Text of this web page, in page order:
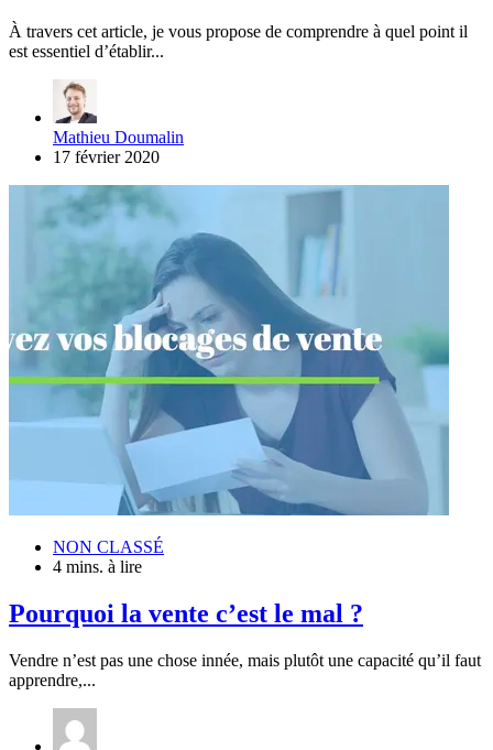
À travers cet article, je vous propose de comprendre à quel point il
est essentiel d’établir...
Mathieu Doumalin
17 février 2020
NON CLASSÉ
4 mins. à lire
Pourquoi la vente c’est le mal ?
Vendre n’est pas une chose innée, mais plutôt une capacité qu’il faut
apprendre,...